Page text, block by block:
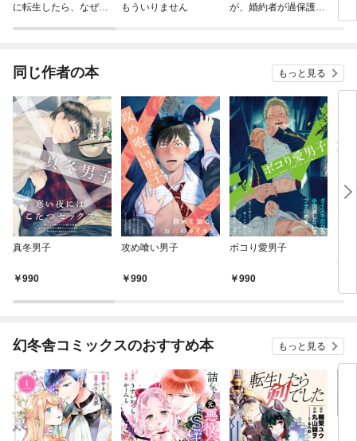
に転生したら、なぜか
もういりません
が、婚約者が過保護す
同じ作者の本 もっと見る
真冬男子
990
攻め喰い男子
990
ボコり愛男子
990
番
幻冬舎コミックスのおすすめ本 もっと見る